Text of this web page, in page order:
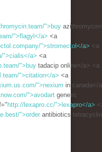
">buy
">flagyl</a> <a
">stromectol</a> <a
">cialis</a> <a
">buy tadacip online</a> <a
">citation</a> <a
">nexium in canada</
">avodart generic
http://lexapro.cc/">lexapro</a>
">order antibiotics